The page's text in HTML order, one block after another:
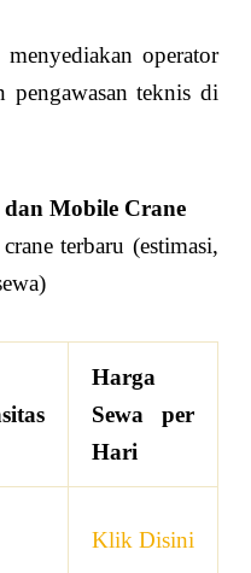
operator
pengawasan teknis di
Mobile Crane
terbaru (estimasi,
Harga
Sewa per
Hari
Klik Disini